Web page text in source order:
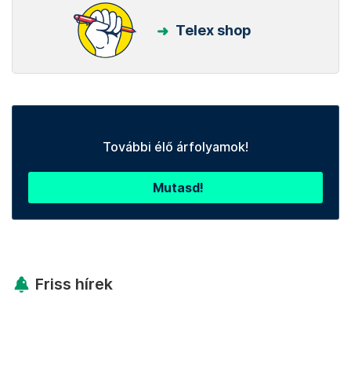
Telex shop
További élő árfolyamok!
Mutasd!
Friss hírek